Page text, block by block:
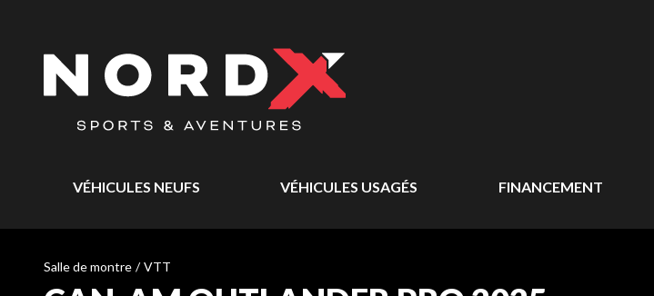
VÉHICULES NEUFS VÉHICULES USAGÉS FINANCEMENT
Salle de montre / VTT